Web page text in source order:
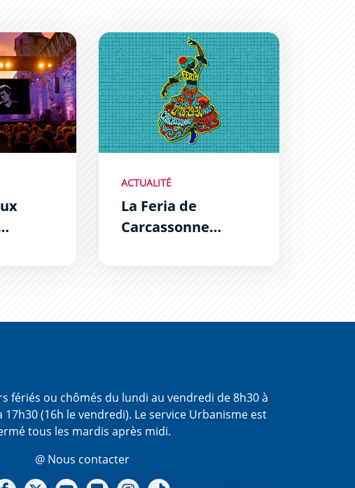
artistiques
Documentaires à Carcassonne !
!
La Feria de Carcassonne revient pour 4 jours de
ACTUALITÉ
La Feria de
Carcassonne
jours de fête !
fériés ou chômés du lundi au vendredi de 8h30 à
17h30 (16h le vendredi). Le service Urbanisme est
tous les mardis après midi.
@ Nous contacter